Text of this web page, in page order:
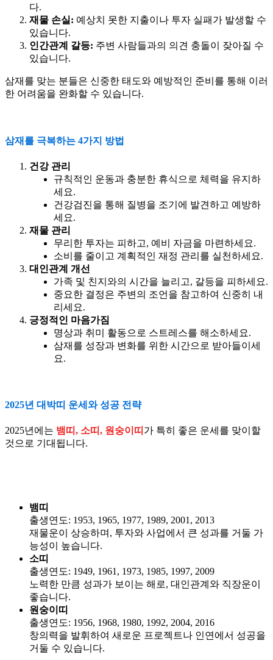
다.
재물 손실: 예상치 못한 지출이나 투자 실패가 발생할 수
있습니다.
인간관계 갈등: 주변 사람들과의 의견 충돌이 잦아질 수
있습니다.
삼재를 맞는 분들은 신중한 태도와 예방적인 준비를 통해 이러
한 어려움을 완화할 수 있습니다.
삼재를 극복하는 4가지 방법
건강 관리
규칙적인 운동과 충분한 휴식으로 체력을 유지하
세요.
건강검진을 통해 질병을 조기에 발견하고 예방하
세요.
재물 관리
무리한 투자는 피하고, 예비 자금을 마련하세요.
소비를 줄이고 계획적인 재정 관리를 실천하세요.
대인관계 개선
가족 및 친지와의 시간을 늘리고, 갈등을 피하세요.
중요한 결정은 주변의 조언을 참고하여 신중히 내
리세요.
긍정적인 마음가짐
명상과 취미 활동으로 스트레스를 해소하세요.
삼재를 성장과 변화를 위한 시간으로 받아들이세
요.
2025년 대박띠 운세와 성공 전략
2025년에는 뱀띠, 소띠, 원숭이띠 가 특히 좋은 운세를 맞이할
것으로 기대됩니다.
뱀띠
출생연도: 1953, 1965, 1977, 1989, 2001, 2013
재물운이 상승하며, 투자와 사업에서 큰 성과를 거둘 가
능성이 높습니다.
소띠
출생연도: 1949, 1961, 1973, 1985, 1997, 2009
노력한 만큼 성과가 보이는 해로, 대인관계와 직장운이
좋습니다.
원숭이띠
출생연도: 1956, 1968, 1980, 1992, 2004, 2016
창의력을 발휘하여 새로운 프로젝트나 인연에서 성공을
거둘 수 있습니다.